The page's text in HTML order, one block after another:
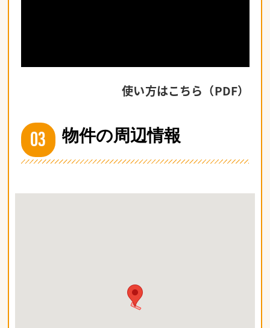
使い方はこちら（PDF）
03 物件の周辺情報